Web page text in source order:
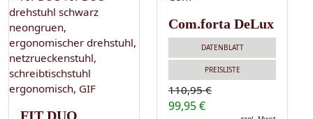
FIT DUO
Com.forta DeLux
DATENBLATT
PREISLISTE
110,95 €
99,95 €